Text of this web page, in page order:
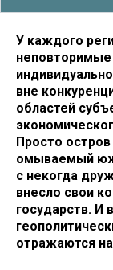
У каждого
неповторимые
вне
областей
Просто
омываемый
с некогда
внесло свои
государств. И
отражаются